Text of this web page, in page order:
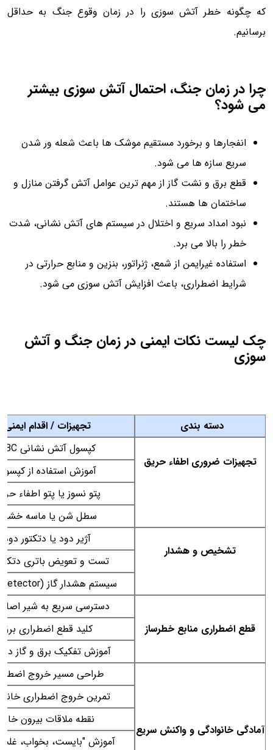
که چگونه خطر آتش سوزی را در زمان وقوع جنگ به حداقل
برسانیم.
چرا در زمان جنگ، احتمال آتش سوزی بیشتر
می شود؟
انفجارها و برخورد مستقیم موشک ها باعث شعله ور شدن
سریع سازه ها می شود.
قطع برق و نشت گاز از مهم ترین عوامل آتش گرفتن منازل و
ساختمان ها هستند.
نبود امداد سریع و اختلال در سیستم های آتش نشانی، شدت
خطر را بالا می برد.
استفاده غیرایمن از شمع، ژنراتور، بنزین و منابع حرارتی در
شرایط اضطراری، باعث افزایش آتش سوزی می شود.
چک لیست نکات ایمنی در زمان جنگ و آتش
سوزی
دسته بندی تجهیزات / اقدام ایمنی
تجهیزات ضروری اطفاء حریق
کپسول آتش نشانی ABC
آموزش استفاده از
پتو نسوز یا پتو اطفاء
سطل شن یا ماسه
تشخیص و هشدار
آژیر دود یا دتکتور دود
تست و تعویض باتری
سیستم هشدار گاز (Gas Detector)
قطع اضطراری منابع خطرساز
دسترسی سریع به شیر
کلید قطع اضطراری برق
آموزش تفکیک برق و گاز در
آمادگی خانوادگی و واکنش سریع
طراحی مسیر خروج
تمرین خروج اضطراری
نقطه ملاقات بیرون خانه
آموزش "بایست، بخواب،